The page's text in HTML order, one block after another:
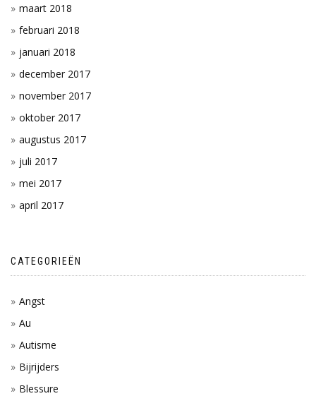
maart 2018
februari 2018
januari 2018
december 2017
november 2017
oktober 2017
augustus 2017
juli 2017
mei 2017
april 2017
CATEGORIEËN
Angst
Au
Autisme
Bijrijders
Blessure